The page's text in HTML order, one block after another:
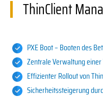
ThinClient
PXE Boot – Booten des
Zentrale Verwaltung
Effizienter Rollout von
Sicherheitssteigerung